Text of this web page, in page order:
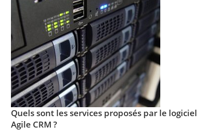
Quels sont les services proposés par le logiciel
Agile CRM ?